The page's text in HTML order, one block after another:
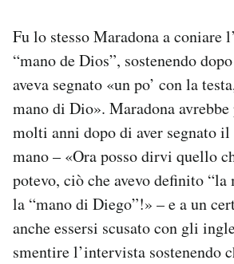
Fu lo stesso Maradona a coniare
“mano de Dios”, sostenendo
aveva segnato «un po’ con la
mano di Dio». Maradona
molti anni dopo di aver segnato
mano – «Ora posso dirvi quello
potevo, ciò che avevo definito
la “mano di Diego”!» – e a un
anche essersi scusato con gli
smentire l’intervista sostenendo